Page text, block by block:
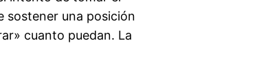
sostener una posición
cuanto puedan. La